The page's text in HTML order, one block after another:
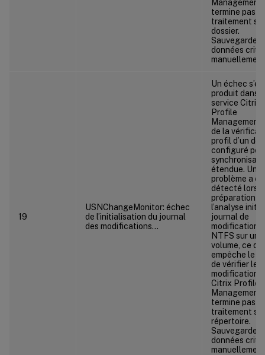
Management
termine pas le
traitement
dossier.
Sauvegardez
données
19
USNChangeMonitor: échec
de l’initialisation du journal
des modifications…
Un échec
produit dans
service Citrix
Profile
Management
de la
profil d’un
configuré
étendue. Un
problème a
détecté lors
préparation
l’analyse
journal de
modifications
NTFS sur un
volume, ce qui
empêche le
de vérifier les
modifications.
Citrix Profile
Management
termine pas le
traitement
répertoire.
Sauvegardez
données